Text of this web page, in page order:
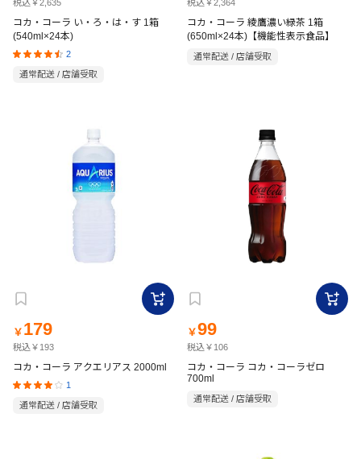
税込￥2,635
コカ・コーラ い・ろ・は・す 1箱
(540ml×24本)
2
通常配送 / 店舗受取
税込￥2,364
コカ・コーラ 綾鷹濃い緑茶 1箱
(650ml×24本)【機能性表示食品】
通常配送 / 店舗受取
￥ 179
税込￥193
コカ・コーラ アクエリアス 2000ml
1
通常配送 / 店舗受取
￥99
税込￥106
コカ・コーラ コカ・コーラゼロ
700ml
通常配送 / 店舗受取